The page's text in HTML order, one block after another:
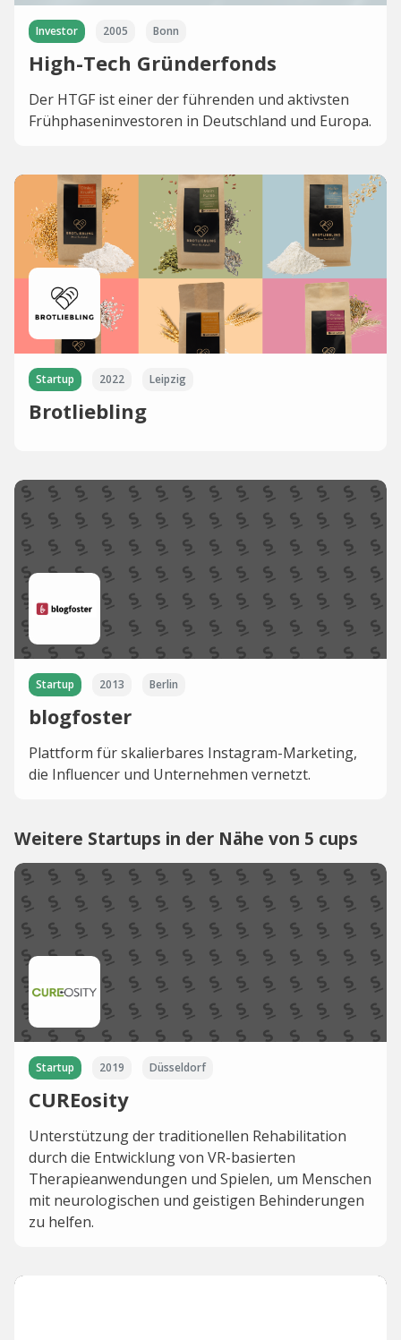
Investor 2005 Bonn
High-Tech Gründerfonds
Der HTGF ist einer der führenden und aktivsten
Frühphaseninvestoren in Deutschland und Europa.
Startup 2022 Leipzig
Brotliebling
Startup 2013 Berlin
blogfoster
Plattform für skalierbares Instagram-Marketing,
die Influencer und Unternehmen vernetzt.
Weitere Startups in der Nähe von 5 cups
Startup 2019 Düsseldorf
CUREosity
Unterstützung der traditionellen Rehabilitation
durch die Entwicklung von VR-basierten
Therapieanwendungen und Spielen, um Menschen
mit neurologischen und geistigen Behinderungen
zu helfen.